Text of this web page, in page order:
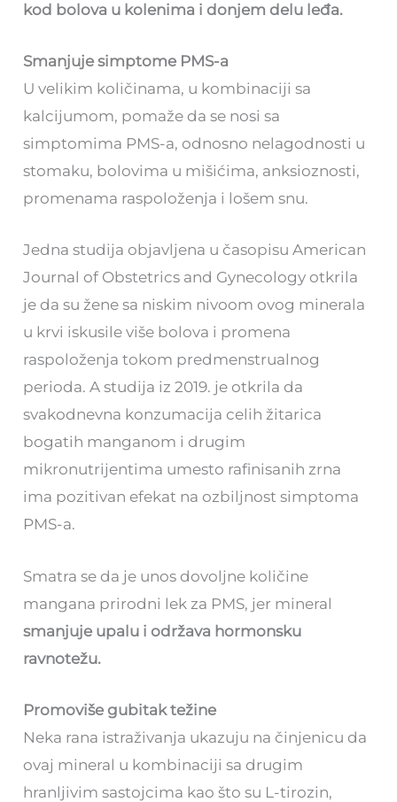
kod bolova u kolenima i donjem delu leđa.
Smanjuje simptome PMS-a
U velikim količinama, u kombinaciji sa
kalcijumom, pomaže da se nosi sa
simptomima PMS-a, odnosno nelagodnosti u
stomaku, bolovima u mišićima, anksioznosti,
promenama raspoloženja i lošem snu.
Jedna studija objavljena u časopisu American
Journal of Obstetrics and Gynecology otkrila
je da su žene sa niskim nivoom ovog minerala
u krvi iskusile više bolova i promena
raspoloženja tokom predmenstrualnog
perioda. A studija iz 2019. je otkrila da
svakodnevna konzumacija celih žitarica
bogatih manganom i drugim
mikronutrijentima umesto rafinisanih zrna
ima pozitivan efekat na ozbiljnost simptoma
PMS-a.
Smatra se da je unos dovoljne količine
mangana prirodni lek za PMS, jer mineral
smanjuje upalu i održava hormonsku
ravnotežu.
Promoviše gubitak težine
Neka rana istraživanja ukazuju na činjenicu da
ovaj mineral u kombinaciji sa drugim
hranljivim sastojcima kao što su L-tirozin,